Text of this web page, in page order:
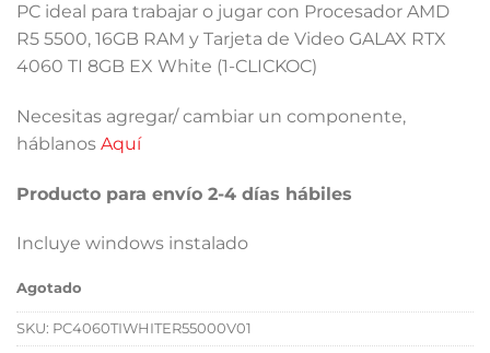
PC ideal para trabajar o jugar con Procesador AMD
R5 5500, 16GB RAM y Tarjeta de Video GALAX RTX
4060 TI 8GB EX White (1-CLICKOC)
Necesitas agregar/ cambiar un componente,
háblanos Aquí
Producto para envío 2-4 días hábiles
Incluye windows instalado
Agotado
SKU: PC4060TIWHITER55000V01